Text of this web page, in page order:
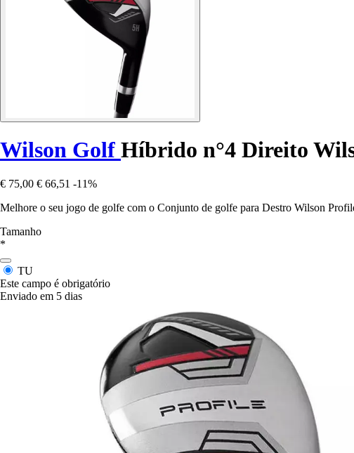
Wilson Golf Híbrido n°4 Direito
€ 75,00 € 66,51 -11%
Melhore o seu jogo de golfe com o Conjunto de golfe para Destro Wilson
Tamanho
*
TU
Este campo é obrigatório
Enviado em 5 dias